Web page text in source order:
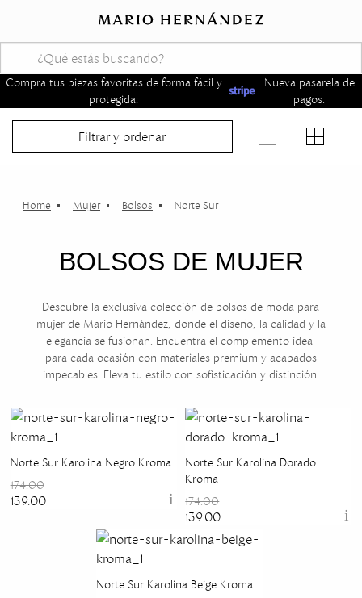
Compra tus piezas favoritas de forma fácil y
protegida:
Nueva pasarela de
pagos.
Filtrar y ordenar
Mujer Bolsos Norte Sur
BOLSOS DE MUJER
Descubre la exclusiva colección de bolsos de moda para
mujer de Mario Hernández, donde el diseño, la calidad y la
elegancia se fusionan. Encuentra el complemento ideal
para cada ocasión con materiales premium y acabados
impecables. Eleva tu estilo con sofisticación y distinción.
Norte Sur Karolina Negro Kroma
174.00
139.00
Norte Sur Karolina Dorado
Kroma
174.00
139.00
Norte Sur Karolina Beige Kroma